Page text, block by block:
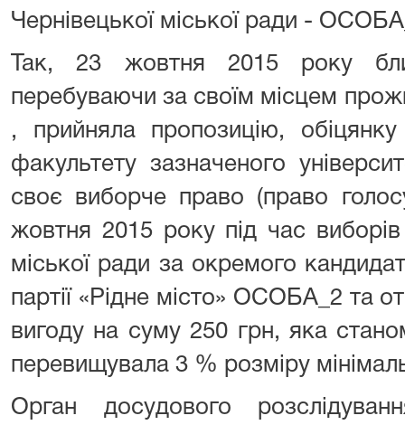
Чернівецької міської ради -
Так, 23 жовтня 2015 року
перебуваючи за своїм місцем
, прийняла пропозицію,
факультету зазначеного
своє виборче право (право
жовтня 2015 року під час виборів
міської ради за окремого
партії «Рідне місто» ОСОБА_2 та
вигоду на суму 250 грн, яка
перевищувала 3 % розміру
Орган досудового